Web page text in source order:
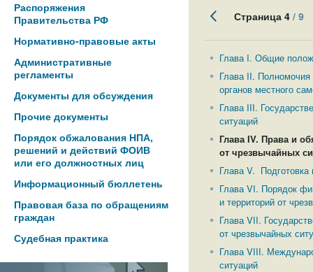
Распоряжения
Правительства РФ
Нормативно-правовые акты
Административные
регламенты
Документы для обсуждения
Прочие документы
Порядок обжалования НПА,
решений и действий ФОИВ
или его должностных лиц
Информационный бюллетень
Правовая база по обращениям
граждан
Судебная практика
Страница 4 / 9
Глава I. Общие
Глава II. Полномочия
органов местного
Глава III.
ситуаций
Глава IV. Права и
от чрезвычайных
Глава V. Подготовка
Глава VI. Порядок
и территорий от
Глава VII.
от чрезвычайных
Глава VIII.
ситуаций